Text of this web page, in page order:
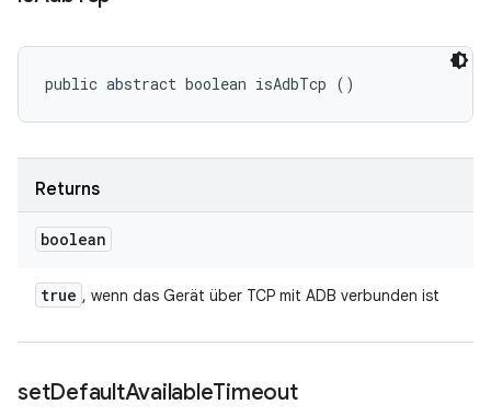
public abstract boolean isAdbTcp ()
Returns
boolean
true , wenn das Gerät über TCP mit ADB verbunden ist
setDefaultAvailableTimeout